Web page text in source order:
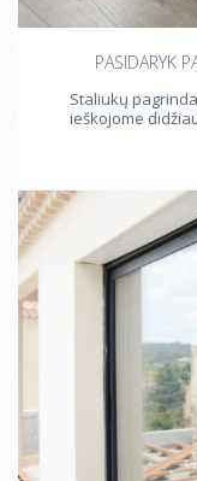
PASIDARYK
Staliukų
ieškojome